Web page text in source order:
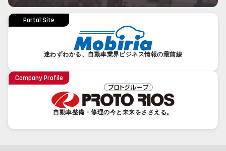
Portal Site
迷わずわかる、自動車業界ビジネス情報の最前線
Company Profile
自動車整備・修理の今と未来をささえる。